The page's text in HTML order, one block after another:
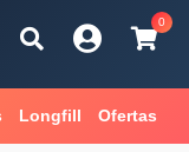
0
Longfill Ofertas